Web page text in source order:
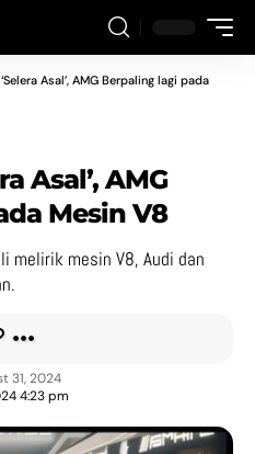
Asal’, AMG Berpaling lagi pada
Asal’, AMG
Mesin V8
melirik mesin V8, Audi dan
4:23 pm
31, 2024